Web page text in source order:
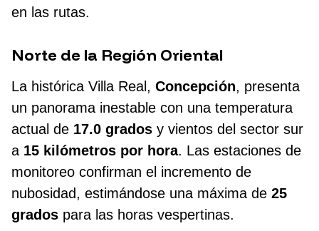
en las rutas.
Norte de la Región Oriental
La histórica Villa Real, Concepción, presenta
un panorama inestable con una temperatura
actual de 17.0 grados y vientos del sector sur
a 15 kilómetros por hora. Las estaciones de
monitoreo confirman el incremento de
nubosidad, estimándose una máxima de 25
grados para las horas vespertinas.